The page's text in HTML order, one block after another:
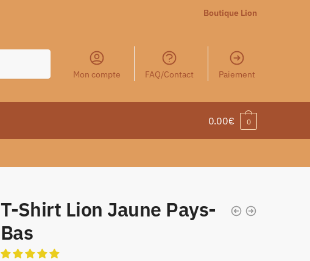
Boutique Lion
Mon compte FAQ/Contact Paiement
0.00€ 0
T-Shirt Lion Jaune Pays-
Bas